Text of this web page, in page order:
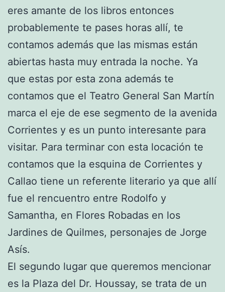
eres amante de los libros entonces
probablemente te pases horas allí, te
contamos además que las mismas están
abiertas hasta muy entrada la noche. Ya
que estas por esta zona además te
contamos que el Teatro General San Martín
marca el eje de ese segmento de la avenida
Corrientes y es un punto interesante para
visitar. Para terminar con esta locación te
contamos que la esquina de Corrientes y
Callao tiene un referente literario ya que allí
fue el rencuentro entre Rodolfo y
Samantha, en Flores Robadas en los
Jardines de Quilmes, personajes de Jorge
Asís.
El segundo lugar que queremos mencionar
es la Plaza del Dr. Houssay, se trata de un